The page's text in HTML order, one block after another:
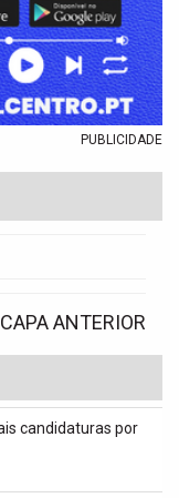
PUBLICIDADE
CAPA ANTERIOR
candidaturas por